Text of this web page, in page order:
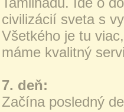
civilizácií sveta s
Všetkého je tu
máme kvalitný
7. deň:
Začína posledný